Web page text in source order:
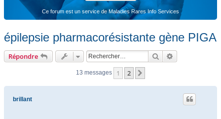
Ce forum est un service de Maladies Rares Info Services
épilepsie pharmacorésistante gène PIGA
Répondre Rechercher
13 messages 1 2
brillant